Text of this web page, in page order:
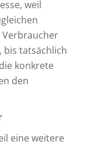
weil
Verbraucher
bis tatsächlich
konkrete
den
eine weitere